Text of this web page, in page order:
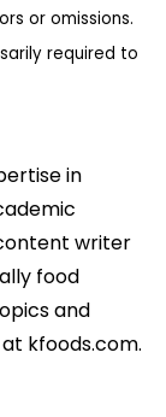
or omissions.
required to
in
writer
food
and
kfoods.com.